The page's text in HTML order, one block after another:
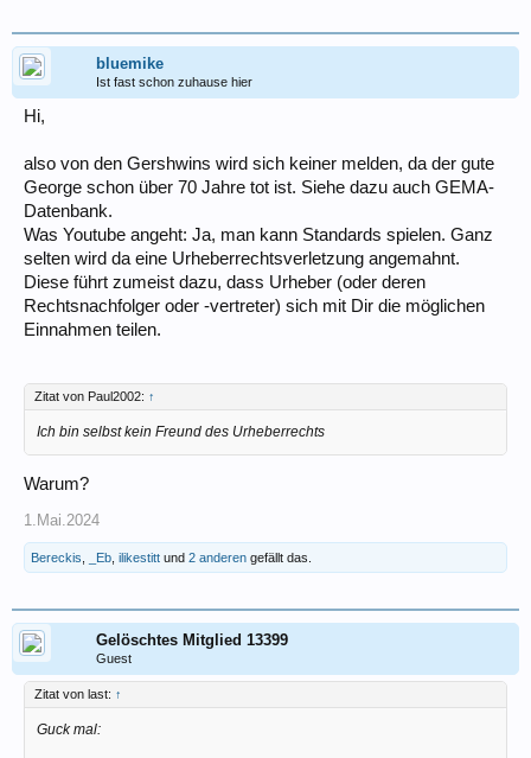
bluemike
Ist fast schon zuhause hier
Hi,
also von den Gershwins wird sich keiner melden, da der gute
George schon über 70 Jahre tot ist. Siehe dazu auch GEMA-
Datenbank.
Was Youtube angeht: Ja, man kann Standards spielen. Ganz
selten wird da eine Urheberrechtsverletzung angemahnt.
Diese führt zumeist dazu, dass Urheber (oder deren
Rechtsnachfolger oder -vertreter) sich mit Dir die möglichen
Einnahmen teilen.
Zitat von Paul2002: ↑
Ich bin selbst kein Freund des Urheberrechts
Warum?
1.Mai.2024
Bereckis _Eb ilikestitt und 2 anderen gefällt das.
Gelöschtes Mitglied 13399
Guest
Zitat von last: ↑
Guck mal: